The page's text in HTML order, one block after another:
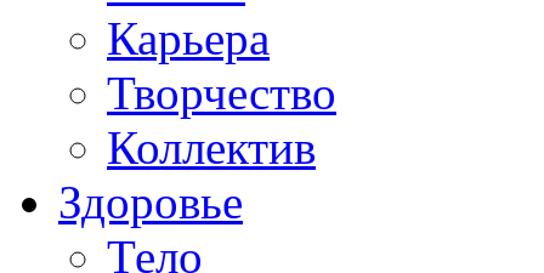
Карьера
Творчество
Коллектив
Здоровье
Тело